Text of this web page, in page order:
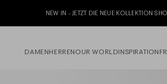
zu unserem Whatsapp Newsletter anmelden & 10%
DAMENHERRENOUR WORLDINSPIRATION